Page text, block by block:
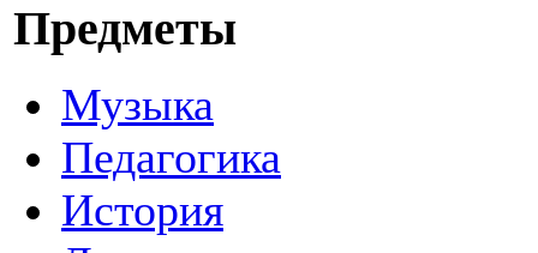
Предметы
Музыка
Педагогика
История